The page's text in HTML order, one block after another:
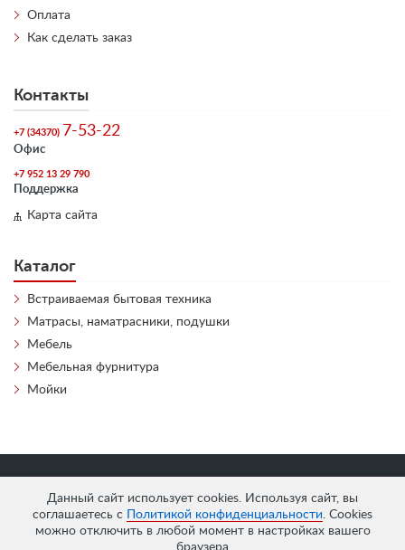
Данный сайт использует cookies. Используя сайт, вы
соглашаетесь с
Политикой конфиденциальности. Cookies
можно отключить в любой момент в настройках вашего
браузера
Оплата
Как сделать заказ
Контакты
+7 (34370) 7-53-22
Офис
+7 952 13 29 790
Поддержка
Карта сайта
Каталог
Встраиваемая бытовая техника
Матрасы, наматрасники, подушки
Мебель
Мебельная фурнитура
Мойки